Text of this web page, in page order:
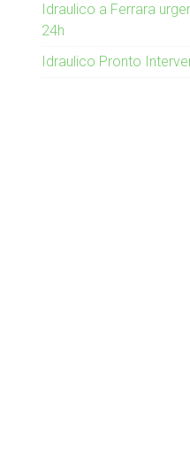
Idraulico a Ferrara
24h
Idraulico Pronto